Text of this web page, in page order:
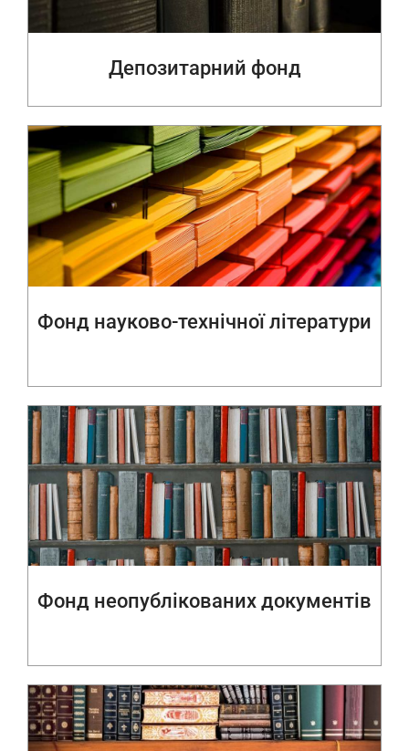
Депозитарний фонд
Фонд науково-технічної літератури
Фонд неопублікованих документів